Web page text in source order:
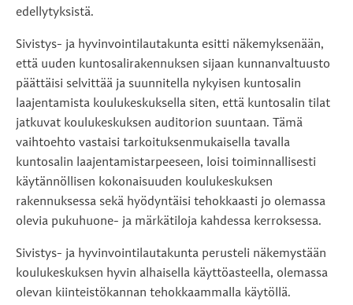
edellytyksistä.
Sivistys- ja hyvinvointilautakunta esitti näkemyksenään,
että uuden kuntosalirakennuksen sijaan kunnanvaltuusto
päättäisi selvittää ja suunnitella nykyisen kuntosalin
laajentamista koulukeskuksella siten, että kuntosalin tilat
jatkuvat koulukeskuksen auditorion suuntaan. Tämä
vaihtoehto vastaisi tarkoituksenmukaisella tavalla
kuntosalin laajentamistarpeeseen, loisi toiminnallisesti
käytännöllisen kokonaisuuden koulukeskuksen
rakennuksessa sekä hyödyntäisi tehokkaasti jo olemassa
olevia pukuhuone- ja märkätiloja kahdessa kerroksessa.
Sivistys- ja hyvinvointilautakunta perusteli näkemystään
koulukeskuksen hyvin alhaisella käyttöasteella, olemassa
olevan kiinteistökannan tehokkaammalla käytöllä.